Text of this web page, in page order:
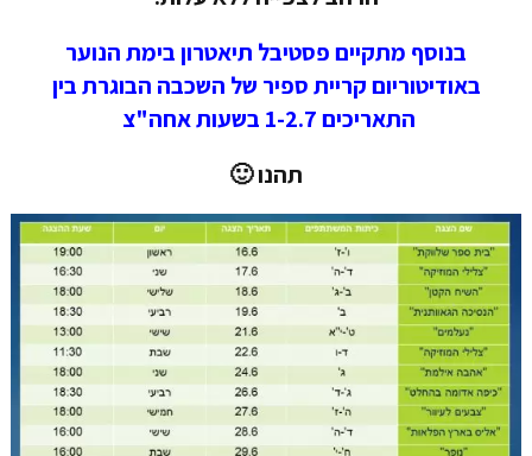
בנוסף מתקיים פסטיבל תיאטרון בימת הנוער
באודיטוריום קריית ספיר של השכבה הבוגרת בין
התאריכים 1-2.7 בשעות אחה"צ
תהנו 🙂